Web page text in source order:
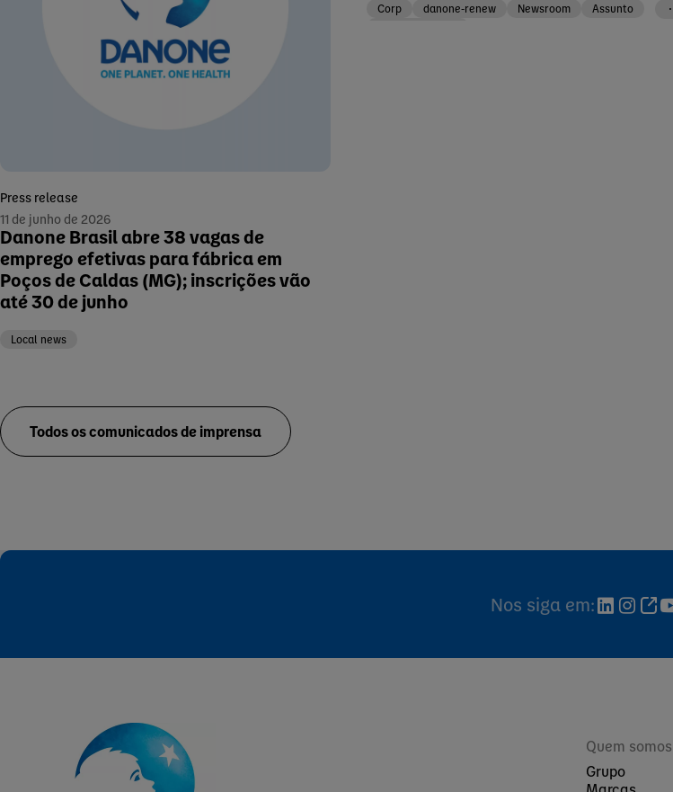
Press release
11 de junho de 2026
Danone Brasil abre 38 vagas de
emprego efetivas para fábrica em
Poços de Caldas (MG); inscrições vão
até 30 de junho
Local news
Corp danone-renew Newsroom
Assunto
Todos os comunicados de imprensa
Nos siga em:
Quem somos
Grupo